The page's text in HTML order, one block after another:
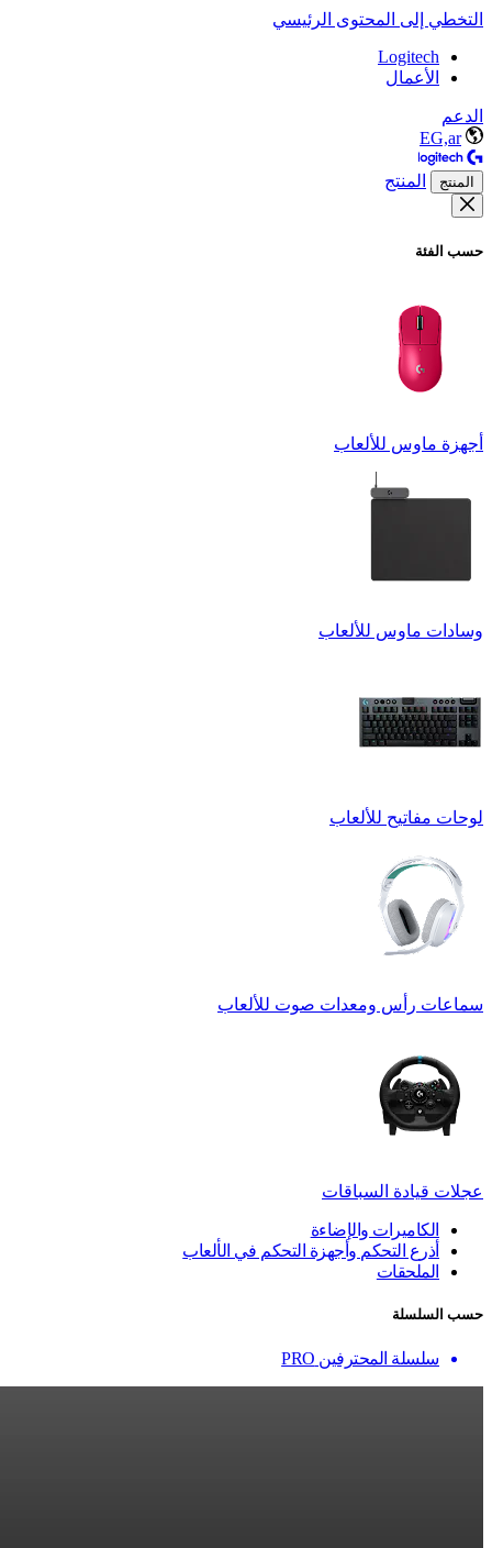
التخطي إلى المحتوى الرئيسي
Logitech
الأعمال
الدعم
EG,ar
المنتج المنتج
حسب الفئة
أجهزة ماوس للألعاب
وسادات ماوس للألعاب
لوحات مفاتيح للألعاب
سماعات رأس ومعدات صوت للألعاب
عجلات قيادة السباقات
الكاميرات والإضاءة
أذرع التحكم وأجهزة التحكم في الألعاب
الملحقات
حسب السلسلة
سلسلة المحترفين PRO